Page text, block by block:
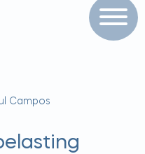
Campos